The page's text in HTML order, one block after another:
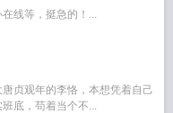
线等，挺急的！...
贞观年的李恪，本想凭着自己
底，苟着当个不...